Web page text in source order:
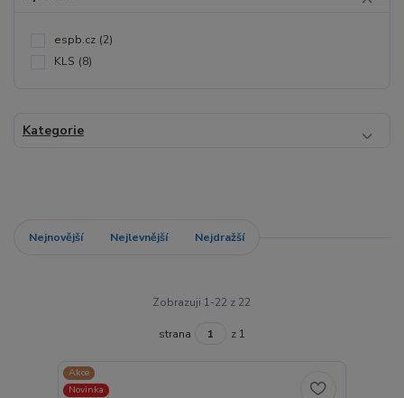
espb.cz (2)
KLS (8)
Kategorie
Nejnovější Nejlevnější Nejdražší
Zobrazuji 1-22 z 22
strana z 1
Akce
Novinka